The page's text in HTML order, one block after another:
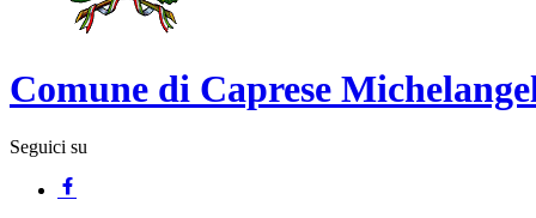
Comune di Caprese
Seguici su